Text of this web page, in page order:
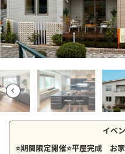
イベ
⭐期間限定開催⭐平屋完成 お家